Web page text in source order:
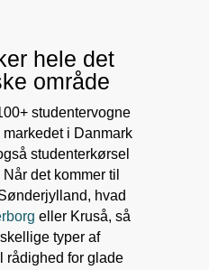
hele det
område
studentervogne
i Danmark
studenterkørsel
det kommer til
hvad
eller Kruså, så
typer af
rådighed for glade